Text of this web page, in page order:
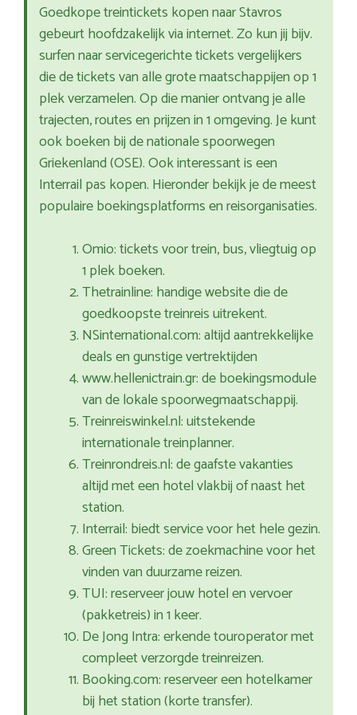
Goedkope treintickets kopen naar Stavros
gebeurt hoofdzakelijk via internet. Zo kun jij bijv.
surfen naar servicegerichte tickets vergelijkers
die de tickets van alle grote maatschappijen op 1
plek verzamelen. Op die manier ontvang je alle
trajecten, routes en prijzen in 1 omgeving. Je kunt
ook boeken bij de nationale spoorwegen
Griekenland (OSE). Ook interessant is een
Interrail pas kopen. Hieronder bekijk je de meest
populaire boekingsplatforms en reisorganisaties.
Omio: tickets voor trein, bus, vliegtuig op
1 plek boeken.
Thetrainline: handige website die de
goedkoopste treinreis uitrekent.
NSinternational.com: altijd aantrekkelijke
deals en gunstige vertrektijden
www.hellenictrain.gr: de boekingsmodule
van de lokale spoorwegmaatschappij.
Treinreiswinkel.nl: uitstekende
internationale treinplanner.
Treinrondreis.nl: de gaafste vakanties
altijd met een hotel vlakbij of naast het
station.
Interrail: biedt service voor het hele gezin.
Green Tickets: de zoekmachine voor het
vinden van duurzame reizen.
TUI: reserveer jouw hotel en vervoer
(pakketreis) in 1 keer.
De Jong Intra: erkende touroperator met
compleet verzorgde treinreizen.
Booking.com: reserveer een hotelkamer
bij het station (korte transfer).